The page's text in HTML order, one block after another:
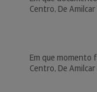
Centro, De
Em que momento
Centro, De